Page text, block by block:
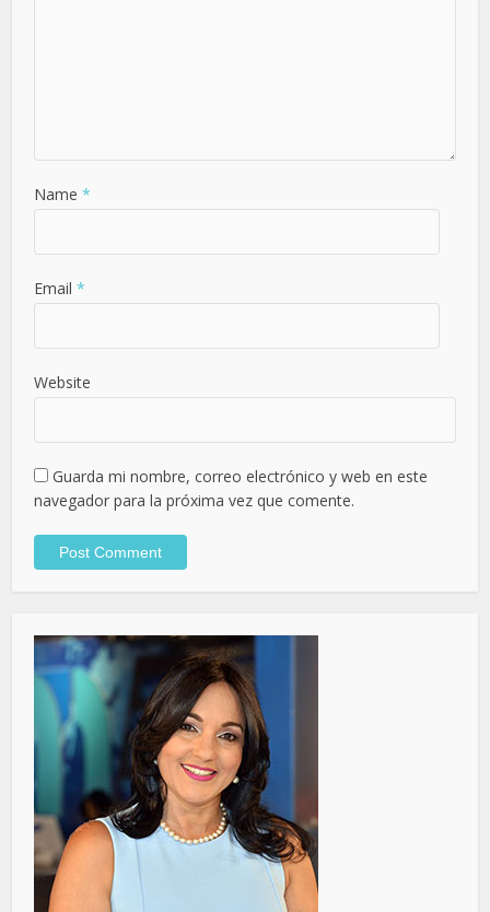
Name *
Email *
Website
Guarda mi nombre, correo electrónico y web en este
navegador para la próxima vez que comente.